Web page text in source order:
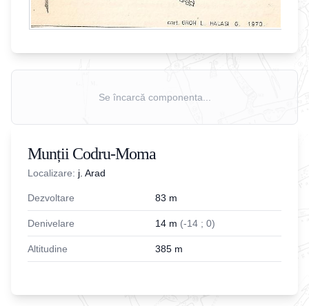
Se încarcă componenta...
Munții Codru-Moma
Localizare: j. Arad
Dezvoltare 83 m
Denivelare 14 m (-14 ; 0)
Altitudine 385 m